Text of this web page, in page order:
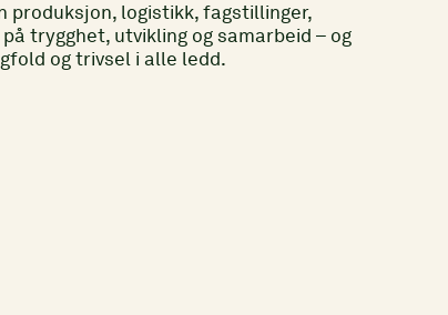
produksjon, logistikk, fagstillinger,
trygghet, utvikling og samarbeid – og
og trivsel i alle ledd.